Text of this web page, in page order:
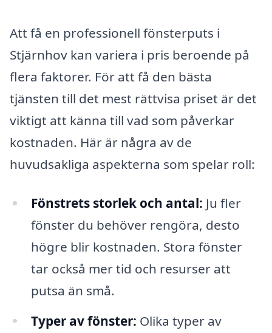
Att få en professionell fönsterputs i
Stjärnhov kan variera i pris beroende på
flera faktorer. För att få den bästa
tjänsten till det mest rättvisa priset är det
viktigt att känna till vad som påverkar
kostnaden. Här är några av de
huvudsakliga aspekterna som spelar roll:
Fönstrets storlek och antal: Ju fler
fönster du behöver rengöra, desto
högre blir kostnaden. Stora fönster
tar också mer tid och resurser att
putsa än små.
Typer av fönster: Olika typer av